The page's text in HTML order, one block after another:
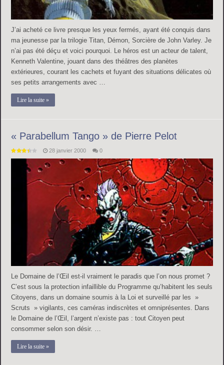
J’ai acheté ce livre presque les yeux fermés, ayant été conquis dans
ma jeunesse par la trilogie Titan, Démon, Sorcière de John Varley. Je
n’ai pas été déçu et voici pourquoi. Le héros est un acteur de talent,
Kenneth Valentine, jouant dans des théâtres des planètes
extérieures, courant les cachets et fuyant des situations délicates où
ses petits arrangements avec …
Lire la suite »
« Parabellum Tango » de Pierre Pelot
28 janvier 2000 0
Le Domaine de l’Œil est-il vraiment le paradis que l’on nous promet ?
C’est sous la protection infaillible du Programme qu’habitent les seuls
Citoyens, dans un domaine soumis à la Loi et surveillé par les »
Scruts » vigilants, ces caméras indiscrètes et omniprésentes. Dans
le Domaine de l’Œil, l’argent n’existe pas : tout Citoyen peut
consommer selon son désir. …
Lire la suite »